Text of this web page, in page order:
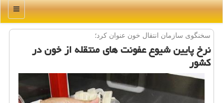
منو
سخنگوی سازمان انتقال خون عنوان كرد؛
نرخ پایین شیوع عفونت های منتقله از خون در
كشور